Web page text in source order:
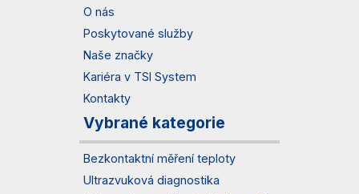
O nás
Poskytované služby
Naše značky
Kariéra v TSI System
Kontakty
Vybrané kategorie
Bezkontaktní měření teploty
Ultrazvuková diagnostika